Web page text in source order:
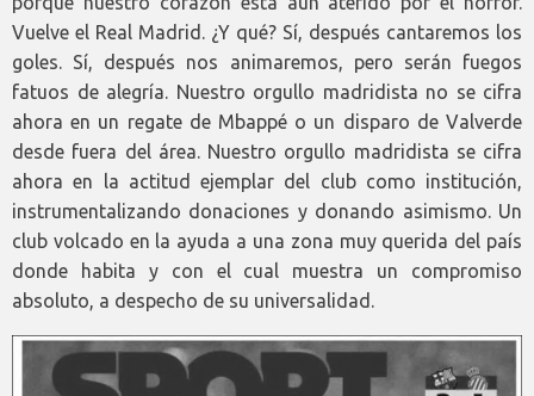
Vuelve el Real Madrid. ¿Y qué? Sí, después cantaremos los
goles. Sí, después nos animaremos, pero serán fuegos
fatuos de alegría. Nuestro orgullo madridista no se cifra
ahora en un regate de Mbappé o un disparo de Valverde
desde fuera del área. Nuestro orgullo madridista se cifra
ahora en la actitud ejemplar del club como institución,
instrumentalizando donaciones y donando asimismo. Un
club volcado en la ayuda a una zona muy querida del país
donde habita y con el cual muestra un compromiso
absoluto, a despecho de su universalidad.